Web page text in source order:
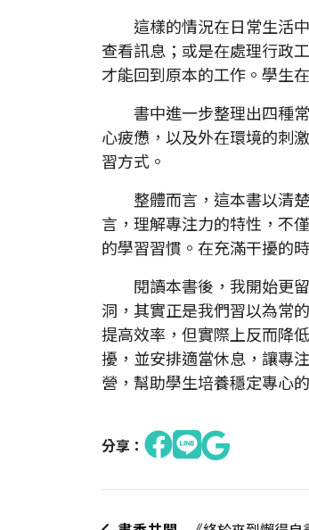
這樣的情況在日常生活中
查看訊息；或是在處理行政
才能回到原本的工作。學生
書中進一步整理出四種常
心疲憊，以及外在環境的刺
習方式。
整體而言，這本書以清楚
言，理解專注力的特性，不
的學習習慣。在充滿干擾的
閱讀本書後，我開始更留
洞，其實正是我們習以為常
提高效率，但實際上反而降
擾，並安排適當休息，讓專
營，幫助學生培養穩定專心
分享：